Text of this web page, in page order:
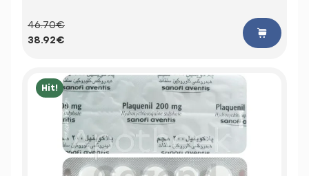
46.70€
38.92€
Hit!